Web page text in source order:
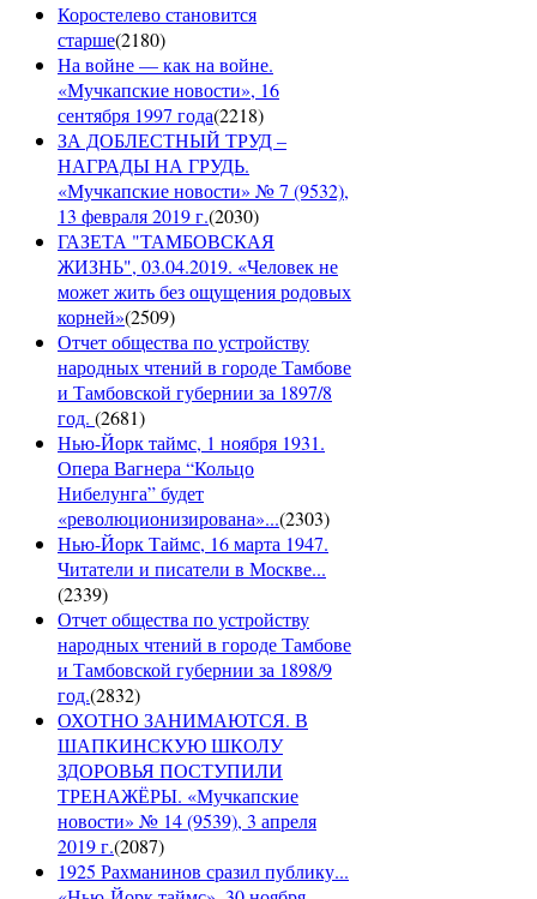
Коростелево становится
старше(2180)
На войне — как на войне.
«Мучкапские новости», 16
сентября 1997 года(2218)
ЗА ДОБЛЕСТНЫЙ ТРУД –
НАГРАДЫ НА ГРУДЬ.
«Мучкапские новости» № 7 (9532),
13 февраля 2019 г.(2030)
ГАЗЕТА "ТАМБОВСКАЯ
ЖИЗНЬ", 03.04.2019. «Человек не
может жить без ощущения родовых
корней»(2509)
Отчет общества по устройству
народных чтений в городе Тамбове
и Тамбовской губернии за 1897/8
год. (2681)
Нью-Йорк таймс, 1 ноября 1931.
Опера Вагнера “Кольцо
Нибелунга” будет
«революционизирована»...(2303)
Нью-Йорк Таймс, 16 марта 1947.
Читатели и писатели в Москве...
(2339)
Отчет общества по устройству
народных чтений в городе Тамбове
и Тамбовской губернии за 1898/9
год.(2832)
ОХОТНО ЗАНИМАЮТСЯ. В
ШАПКИНСКУЮ ШКОЛУ
ЗДОРОВЬЯ ПОСТУПИЛИ
ТРЕНАЖЁРЫ. «Мучкапские
новости» № 14 (9539), 3 апреля
2019 г.(2087)
1925 Рахманинов сразил публику...